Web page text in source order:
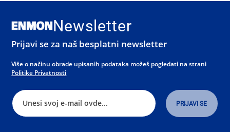
Newsletter
Prijavi se za naš besplatni newsletter
Više o načinu obrade upisanih podataka možeš pogledati na strani
Politike Privatnosti